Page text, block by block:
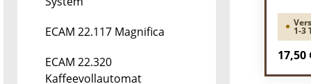
ECAM 22.117 Magnifica
ECAM 22.320
Kaffeevollautomat
1-3
17,50